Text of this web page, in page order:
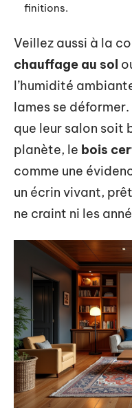
finitions.
Veillez aussi à la
chauffage au sol
l’humidité
lames se
que leur salon soit
planète, le bois
comme une
un écrin vivant,
ne craint ni les